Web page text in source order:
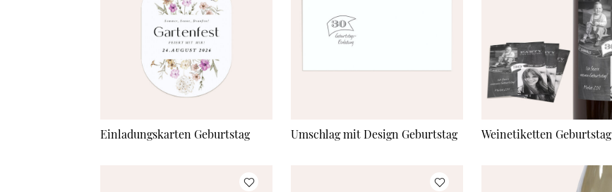
Einladungskarten Geburtstag Umschlag mit Design Geburtstag Weinetiketten Geburtstag